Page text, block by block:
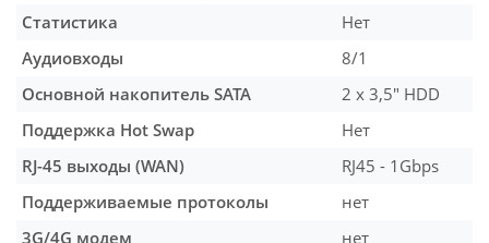
Статистика
Нет
Аудиовходы
8/1
Основной накопитель SATA
2 x 3,5" HDD
Поддержка Hot Swap
Нет
RJ-45 выходы (WAN)
RJ45 - 1Gbps
Поддерживаемые протоколы
нет
3G/4G модем
нет